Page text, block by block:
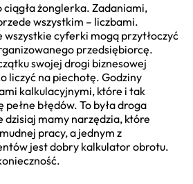
żonglerka. Zadaniami,
wszystkim – liczbami.
wszystkie cyferki mogą przytłoczyć
przedsiębiorcę.
swojej drogi biznesowej
liczyć na piechotę. Godziny
kalkulacyjnymi, które i tak
błędów. To była droga
dzisiaj mamy narzędzia, które
pracy, a jednym z
jest dobry kalkulator obrotu.